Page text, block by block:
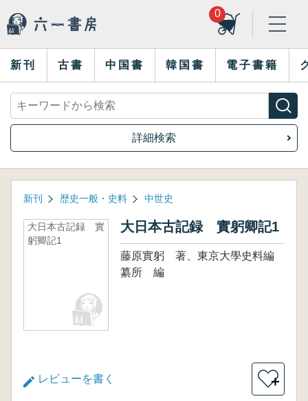
0
新刊 古書 中国書 韓国書 電子書籍
詳細検索
新刊 歴史一般・史料 中世史
大日本古記録 實
躬卿記1
大日本古記録 實躬卿記1
藤原實躬 著、東京大學史料編
纂所 編
レビューを書く ＋